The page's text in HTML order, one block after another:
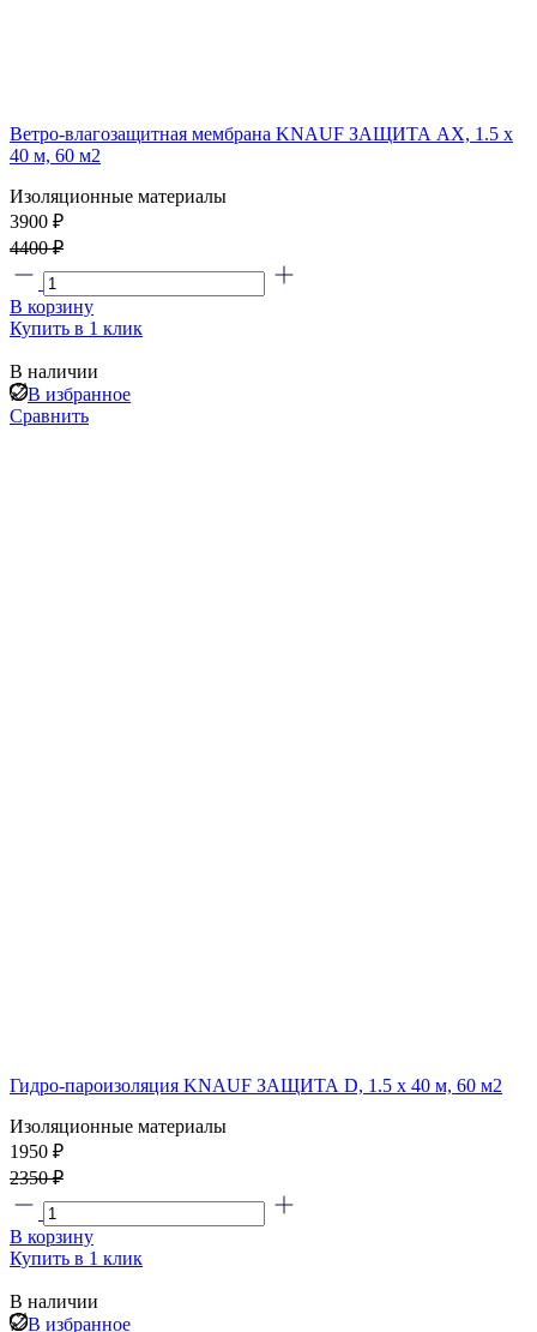
Ветро-влагозащитная мембрана KNAUF ЗАЩИТА AX, 1.5 х
40 м, 60 м2
Изоляционные материалы
3900 ₽
4400 ₽
В корзину
Купить в 1 клик
В наличии
В избранное
Сравнить
Гидро-пароизоляция KNAUF ЗАЩИТА D, 1.5 х 40 м, 60 м2
Изоляционные материалы
1950 ₽
2350 ₽
В корзину
Купить в 1 клик
В наличии
В избранное